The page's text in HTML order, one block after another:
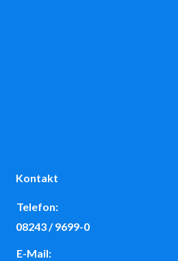
Kontakt
Telefon:
08243 / 9699-0
E-Mail: